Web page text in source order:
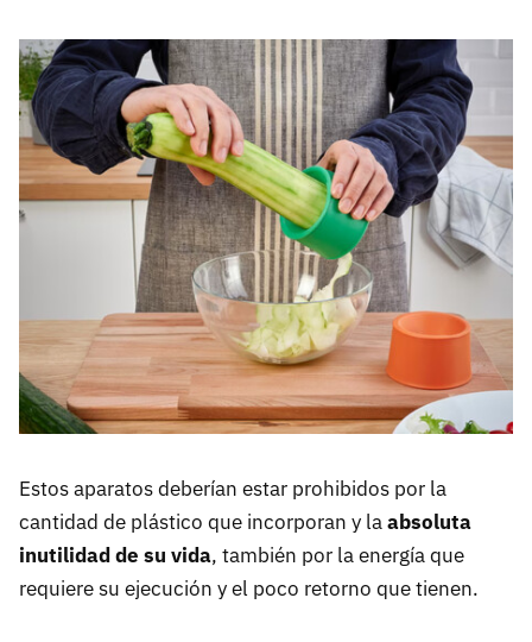
Estos aparatos deberían estar prohibidos por la
cantidad de plástico que incorporan y laabsoluta
inutilidad de su vida, también por la energía que
requiere su ejecución y el poco retorno que tienen.